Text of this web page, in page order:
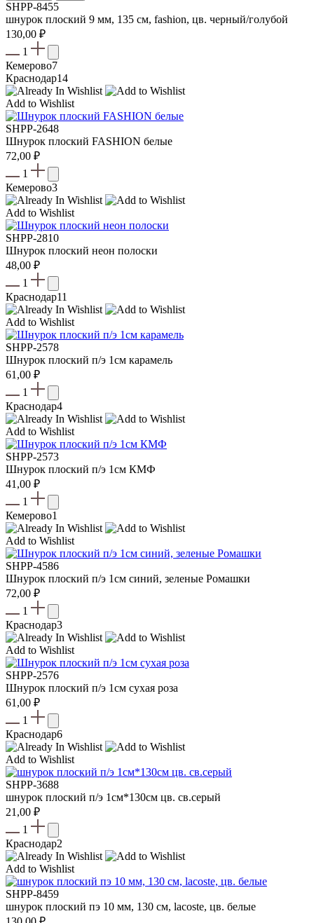
SHPP-8455
шнурок плоский 9 мм, 135 см, fashion, цв. черный/голубой
130,00 ₽
1
Кемерово7
Краснодар14
Add to Wishlist
SHPP-2648
Шнурок плоский FASHION белые
72,00 ₽
1
Кемерово3
Add to Wishlist
SHPP-2810
Шнурок плоский неон полоски
48,00 ₽
1
Краснодар11
Add to Wishlist
SHPP-2578
Шнурок плоский п/э 1см карамель
61,00 ₽
1
Краснодар4
Add to Wishlist
SHPP-2573
Шнурок плоский п/э 1см КМФ
41,00 ₽
1
Кемерово1
Add to Wishlist
SHPP-4586
Шнурок плоский п/э 1см синий, зеленые Ромашки
72,00 ₽
1
Краснодар3
Add to Wishlist
SHPP-2576
Шнурок плоский п/э 1см сухая роза
61,00 ₽
1
Краснодар6
Add to Wishlist
SHPP-3688
шнурок плоский п/э 1см*130см цв. св.серый
21,00 ₽
1
Краснодар2
Add to Wishlist
SHPP-8459
шнурок плоский пэ 10 мм, 130 см, lacostе, цв. белые